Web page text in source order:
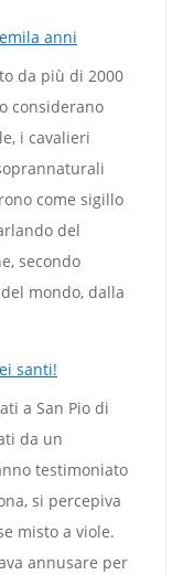
anni
da più di 2000
considerano
i cavalieri
come sigillo
del
secondo
mondo, dalla
santi!
a San Pio di
da un
testimoniato
si percepiva
misto a viole.
annusare per